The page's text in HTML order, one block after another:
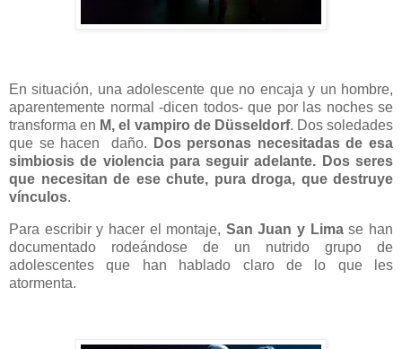
En situación, una adolescente que no encaja y un hombre,
aparentemente normal -dicen todos- que por las noches se
transforma en M, el vampiro de Düsseldorf. Dos soledades
que se hacen
daño.
Dos personas necesitadas de esa
simbiosis de violencia para seguir adelante. Dos seres
que necesitan de ese chute, pura droga, que destruye
vínculos.
Para escribir y hacer el montaje, San Juan y Limase han
documentado rodeándose de un nutrido grupo de
adolescentes que han hablado claro de lo que les
atormenta.